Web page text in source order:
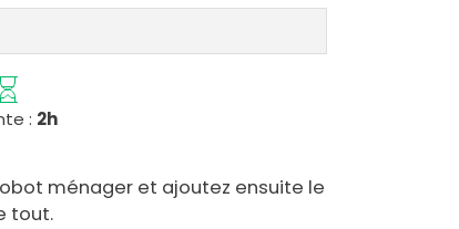
: 2h
ménager et ajoutez ensuite le
tout.